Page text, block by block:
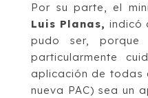
Por su parte, el
Luis Planas, indicó
pudo ser, porque
particularmente
aplicación de todas
nueva PAC) sea un